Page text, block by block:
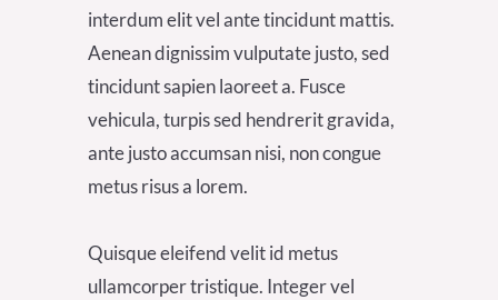
interdum elit vel ante tincidunt mattis.
Aenean dignissim vulputate justo, sed
tincidunt sapien laoreet a. Fusce
vehicula, turpis sed hendrerit gravida,
ante justo accumsan nisi, non congue
metus risus a lorem.
Quisque eleifend velit id metus
ullamcorper tristique. Integer vel